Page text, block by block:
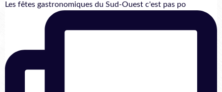
Les fêtes gastronomiques du Sud-Ouest c'est pas po